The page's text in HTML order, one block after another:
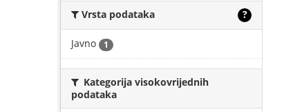
Vrsta podataka ?
Javno 1
Kategorija visokovrijednih
podataka